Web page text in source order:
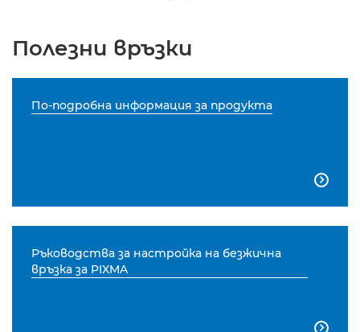
Полезни връзки
По-подробна информация за продукта

Ръководства за настройка на безжична
връзка за PIXMA
